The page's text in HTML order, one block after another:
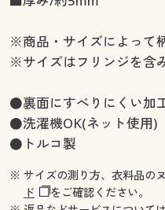
※商品・サイズによって
※サイズはフリンジを含
●裏面にすべりにくい加
●洗濯機OK(ネット使用)
●トルコ製
※ サイズの測り方、衣料品の
ド
をご確認ください。